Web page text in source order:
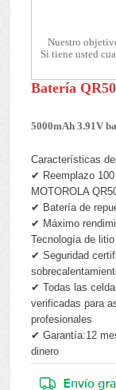
Nuestro
Si tiene usted
Batería
5000mAh 3.91V
Características
✔ Reemplazo
MOTOROLA
✔ Batería de
✔ Máximo
Tecnología de
✔ Seguridad
✔ Todas las
verificadas para
profesionales
✔ Garantía:12
dinero